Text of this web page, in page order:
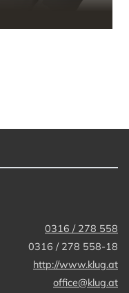
0316 / 278 558
0316 / 278 558-18
http://www.klug.at
office@klug.at